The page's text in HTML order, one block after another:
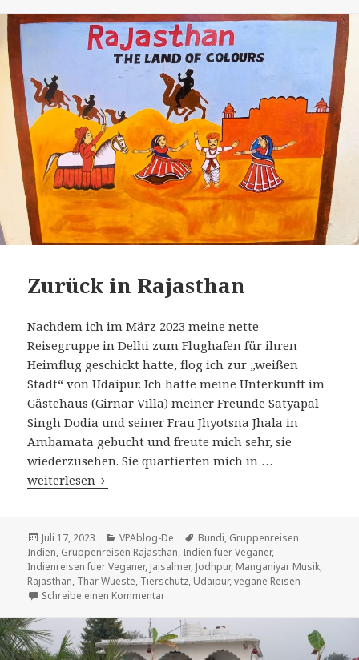
Zurück in Rajasthan
Nachdem ich im März 2023 meine nette
Reisegruppe in Delhi zum Flughafen für ihren
Heimflug geschickt hatte, flog ich zur „weißen
Stadt“ von Udaipur. Ich hatte meine Unterkunft im
Gästehaus (Girnar Villa) meiner Freunde Satyapal
Singh Dodia und seiner Frau Jhyotsna Jhala in
Ambamata gebucht und freute mich sehr, sie
wiederzusehen. Sie quartierten mich in …
Zurück in Rajasthan
weiterlesen
Veröffentlicht
am
Juli 17, 2023 Kategorien
VPAblog-De Tags
Bundi, Gruppenreisen
Indien, Gruppenreisen Rajasthan, Indien fuer Veganer,
Indienreisen fuer Veganer, Jaisalmer, Jodhpur, Manganiyar Musik,
Rajasthan, Thar Wueste, Tierschutz, Udaipur,vegane Reisen
Schreibe einen Kommentarzu Zurück in Rajasthan